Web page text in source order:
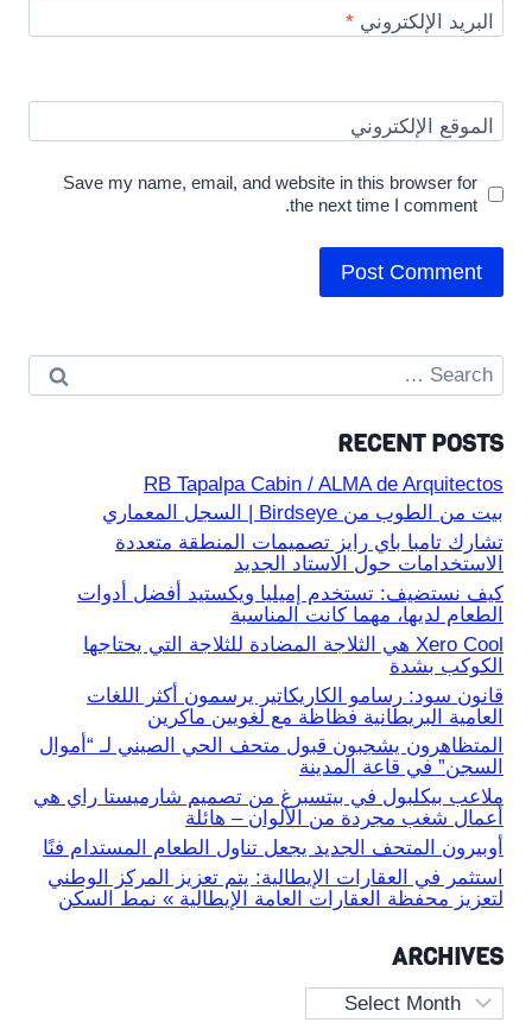
البريد الإلكتروني*
الموقع الإلكتروني
Save my name, email, and website in this browser for
the next time I comment.
Search
for:
RECENT POSTS
RB Tapalpa Cabin / ALMA de Arquitectos
بيت من الطوب من Birdseye | السجل المعماري
تشارك تامبا باي رايز تصميمات المنطقة متعددة
الاستخدامات حول الاستاد الجديد
كيف نستضيف: تستخدم إميليا ويكستيد أفضل أدوات
الطعام لديها، مهما كانت المناسبة
Xero Cool هي الثلاجة المضادة للثلاجة التي يحتاجها
الكوكب بشدة
قانون سود: رسامو الكاريكاتير يرسمون أكثر اللغات
العامية البريطانية فظاظة مع لغويين ماكرين
المتظاهرون يشجبون قبول متحف الحي الصيني لـ “أموال
السجن” في قاعة المدينة
ملاعب بيكلبول في بيتسبرغ من تصميم شارميستا راي هي
أعمال شغب مجردة من الألوان – هائلة
أوبيرون المتحف الجديد يجعل تناول الطعام المستدام فنًا
استثمر في العقارات الإيطالية: يتم تعزيز المركز الوطني
لتعزيز محفظة العقارات العامة الإيطالية » نمط السكن
ARCHIVES
Archives